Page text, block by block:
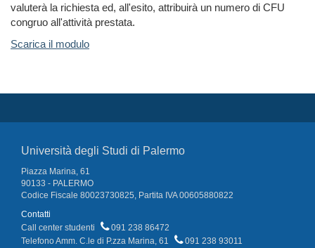
valuterà la richiesta ed, all'esito, attribuirà un numero di CFU
congruo all'attività prestata.
Scarica il modulo
Università degli Studi di Palermo
Piazza Marina, 61
90133 - PALERMO
Codice Fiscale 80023730825, Partita IVA 00605880822
Contatti
Call center studenti
091 238 86472
Telefono Amm. C.le di P.zza Marina, 61
091 238 93011